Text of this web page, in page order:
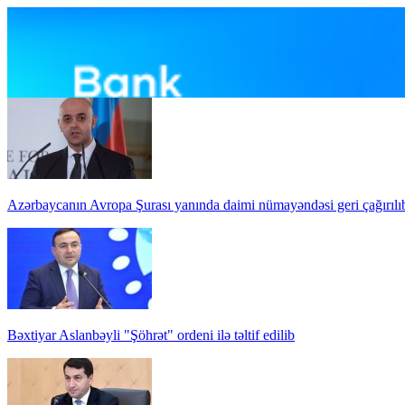
Azərbaycanın Avropa Şurası yanında daimi nümayəndəsi geri
Bəxtiyar Aslanbəyli "Şöhrət" ordeni ilə təltif edilib